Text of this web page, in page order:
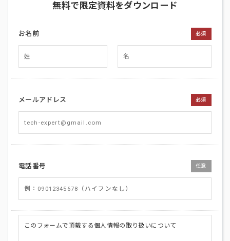
無料で限定資料をダウンロード
お名前 必須
メールアドレス 必須
電話番号 任意
このフォームで頂戴する個人情報の取り扱いについて